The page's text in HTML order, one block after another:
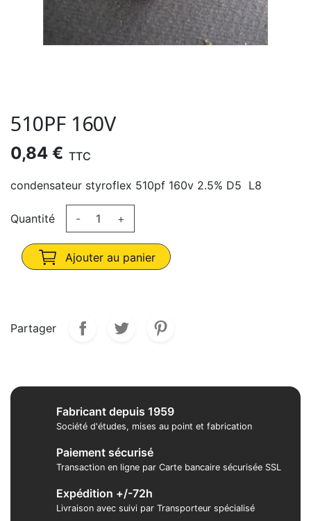
510PF 160V
0,84 € TTC
condensateur styroflex 510pf 160v 2.5% D5 L8
Quantité - +
Ajouter au panier
Partager
Fabricant depuis 1959
Société d'études, mises au point et fabrication
Paiement sécurisé
Transaction en ligne par Carte bancaire sécurisée SSL
Expédition +/-72h
Livraison avec suivi par Transporteur spécialisé